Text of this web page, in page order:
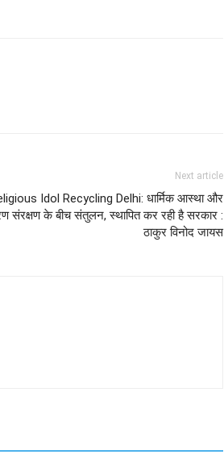
Next article
Idol Recycling Delhi: धार्मिक आस्था और
संरक्षण के बीच संतुलन, स्थापित कर रही है सरकार :
ठाकुर विनोद जायस